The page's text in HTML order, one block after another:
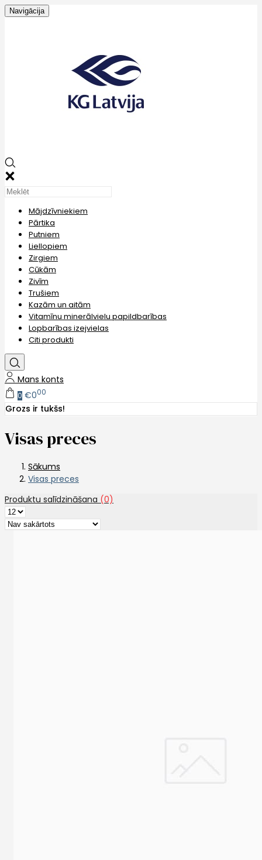
Navigācija
Mājdzīvniekiem
Pārtika
Putniem
Liellopiem
Zirgiem
Cūkām
Zivīm
Trušiem
Kazām un aitām
Vitamīnu minerālvielu papildbarības
Lopbarības izejvielas
Citi produkti
Mans konts
0 €000
Grozs ir tukšs!
Visas preces
Sākums
Visas preces
Produktu salīdzināšana (0)